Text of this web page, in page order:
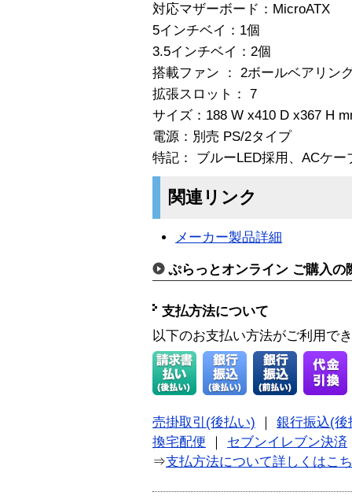
対応マザーボード：MicroATX
5インチベイ：1個
3.5インチベイ：2個
搭載ファン ： 2ボールベアリン
拡張スロット： 7
サイズ：188 W x410 D x367 H
電源：別売 PS/2タイプ
特記： ブルーLED採用、ACケ
関連リンク
メーカー製品詳細
ぷらっとオンライン ご購入の
支払方法について
以下のお支払い方法がご利用で
売掛取引(後払い)
銀行振込(後
換宅配便
セブンイレブン決済
⇒支払方法について詳しくはこ